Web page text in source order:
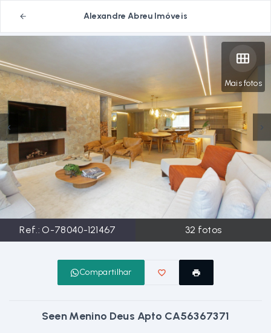
Alexandre Abreu Imóveis
Mais fotos
Ref.:O-78040-121467 32 fotos
Compartilhar
Seen Menino Deus Apto CA56367371